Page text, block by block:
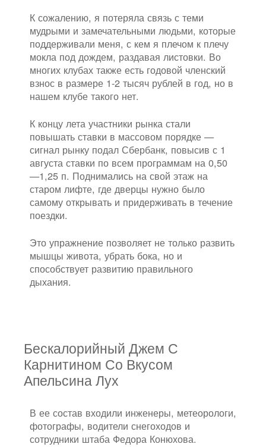
К сожалению, я потеряла связь с теми
мудрыми и замечательными людьми, которые
поддерживали меня, с кем я плечом к плечу
мокла под дождем, раздавая листовки. Во
многих клубах также есть годовой членский
взнос в размере 1-2 тысяч рублей в год, но в
нашем клубе такого нет.
К концу лета участники рынка стали
повышать ставки в массовом порядке —
сигнал рынку подал Сбербанк, повысив с 1
августа ставки по всем программам на 0,50
—1,25 п. Поднимались на свой этаж на
старом лифте, где дверцы нужно было
самому открывать и придерживать в течение
поездки.
Это упражнение позволяет не только развить
мышцы живота, убрать бока, но и
способствует развитию правильного
дыхания.
Бескалорийный Джем С
Карнитином Со Вкусом
Апельсина Лух
В ее состав входили инженеры, метеорологи,
фотографы, водители снегоходов и
сотрудники штаба Федора Конюхова.